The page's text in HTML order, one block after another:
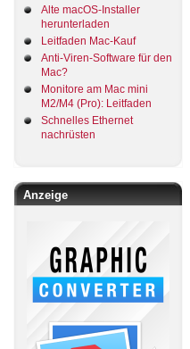
Alte macOS-Installer
herunterladen
Leitfaden Mac-Kauf
Anti-Viren-Software für den
Mac?
Monitore am Mac mini
M2/M4 (Pro): Leitfaden
Schnelles Ethernet
nachrüsten
Anzeige